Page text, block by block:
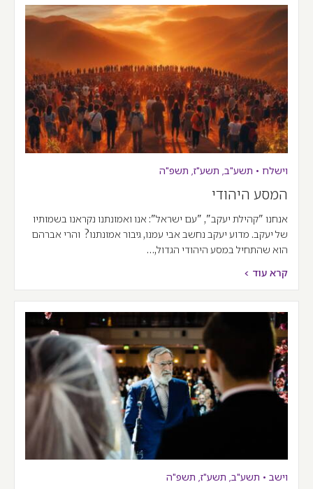
וישלח • תשע"ב, תשע"ז, תשפ"ה
המסע היהודי
אנחנו "קהילת יעקב", "עם ישראל": אנו ואמונתנו נקראנו בשמותיו
של יעקב. מדוע יעקב נחשב אבי עמנו, גיבור אמונתנו? והרי אברהם
הוא שהתחיל במסע היהודי הגדול,…
קרא עוד >
וישב • תשע"ב, תשע"ז, תשפ"ה